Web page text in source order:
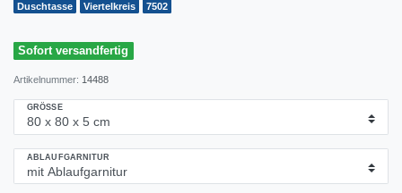
Duschtasse Viertelkreis 7502
Sofort versandfertig
Artikelnummer: 14488
GRÖSSE
ABLAUFGARNITUR